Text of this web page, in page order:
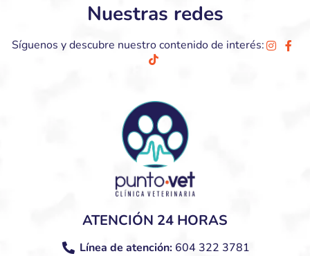
Nuestras redes
Síguenos y descubre nuestro contenido de interés:
ATENCIÓN 24 HORAS
Línea de atención:604 322 3781